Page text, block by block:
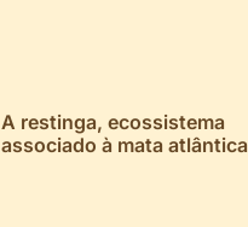
A restinga, ecossistema
associado à mata atlântica